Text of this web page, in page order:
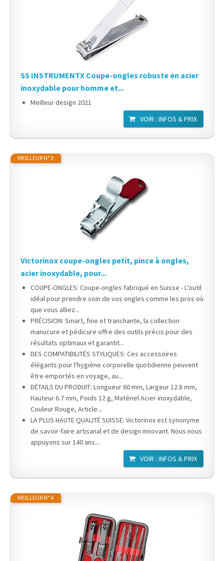
SS INSTRUMENTX Coupe-ongles robuste en acier
inoxydable pour homme et...
Meilleur design 2021
VOIR : INFOS & PRIX
MEILLEUR N° 3
Victorinox coupe-ongles petit, pince à ongles,
acier inoxydable, pour...
COUPE-ONGLES: Coupe-ongles fabriqué en Suisse - L’outil
idéal pour prendre soin de vos ongles comme les pros où
que vous alliez...
PRÉCISION: Smart, fine et tranchante, la collection
manucure et pédicure offre des outils précis pour des
résultats optimaux et garantit...
DES COMPATIBILITÉS STYLIQUES: Ces accessoires
élégants pour l'hygiène corporelle quotidienne peuvent
être emportés en voyage, au...
DÉTAILS DU PRODUIT: Longueur 60 mm, Largeur 12.8 mm,
Hauteur 6.7 mm, Poids 12 g, Matériel Acier inoxydable,
Couleur Rouge, Article...
LA PLUS HAUTE QUALITÉ SUISSE: Victorinox est synonyme
de savoir-faire artisanal et de design innovant. Nous nous
appuyons sur 140 ans...
VOIR : INFOS & PRIX
MEILLEUR N° 4